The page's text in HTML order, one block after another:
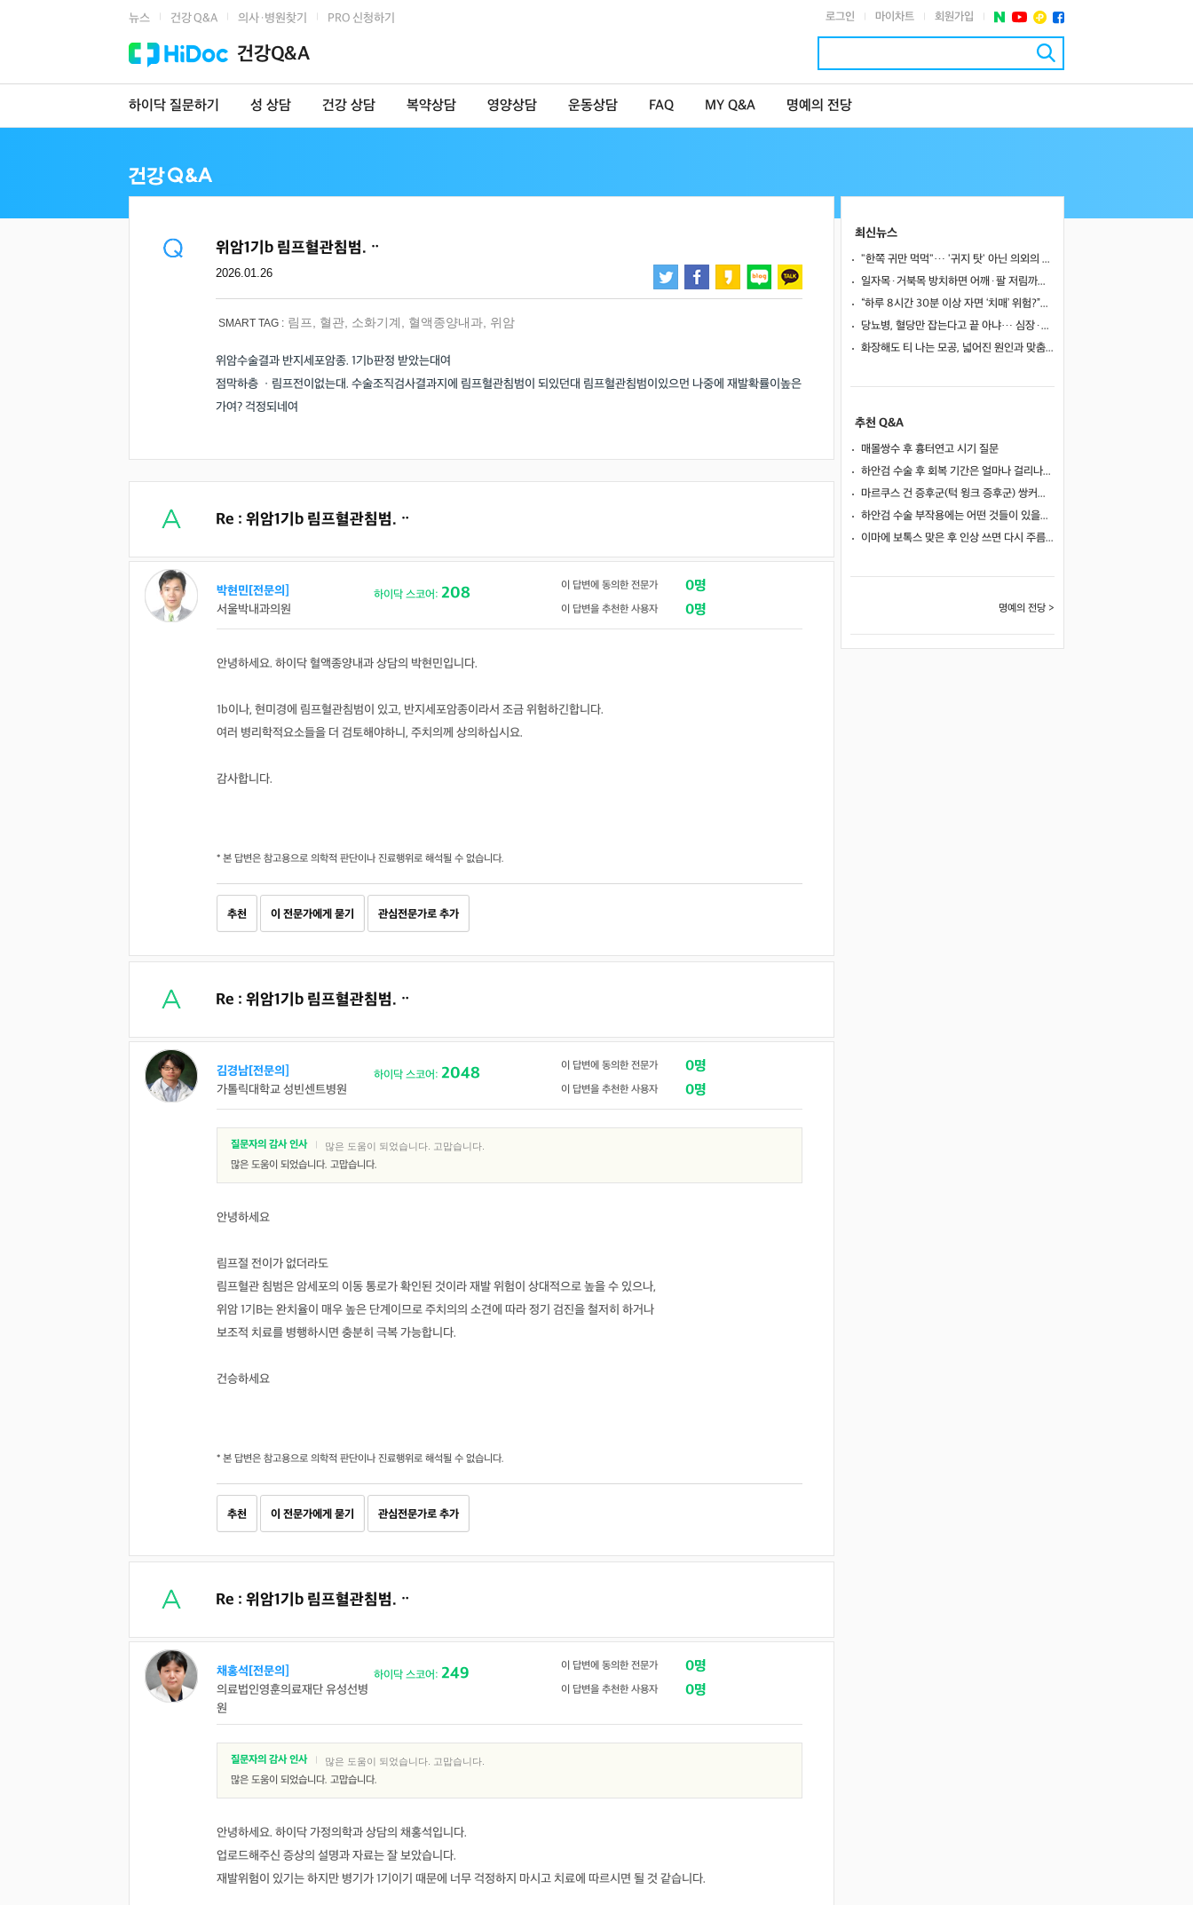
뉴스 건강 Q&A 의사·병원찾기 PRO 신청하기 로그인 마이차트 회원가입
건강Q&A
하이닥 질문하기 성 상담 건강 상담 복약상담 영양상담 운동상담 FAQ MY Q&A 명예의 전당
위암1기b 림프혈관침범.ᆢ
2026.01.26
SMART TAG : 림프 혈관 소화기계 혈액종양내과 위암
위암수술결과 반지세포암종. 1기b판정 받았는대여
점막하층 ㆍ림프전이없는대. 수술조직검사결과지에 림프혈관침범이 되있던대 림프혈관침범이있으먼 나중에 재발확률이높은
가여? 걱정되네여
Re : 위암1기b 림프혈관침범.ᆢ
박현민[전문의]
서울박내과의원
하이닥 스코어: 208 이 답변에 동의한 전문가 0명
이 답변을 추천한 사용자 0명
안녕하세요. 하이닥 혈액종양내과 상담의 박현민입니다.
1b이나, 현미경에 림프혈관침범이 있고, 반지세포암종이라서 조금 위험하긴합니다.
여러 병리학적요소들을 더 검토해야하니, 주치의께 상의하십시요.
감사합니다.
* 본 답변은 참고용으로 의학적 판단이나 진료행위로 해석될 수 없습니다.
추천 이 전문가에게 묻기 관심전문가로 추가
Re : 위암1기b 림프혈관침범.ᆢ
김경남[전문의]
가톨릭대학교 성빈센트병원
하이닥 스코어: 2048 이 답변에 동의한 전문가 0명
이 답변을 추천한 사용자 0명
질문자의 감사 인사 많은 도움이 되었습니다. 고맙습니다.
많은 도움이 되었습니다. 고맙습니다.
안녕하세요
림프절 전이가 없더라도
림프혈관 침범은 암세포의 이동 통로가 확인된 것이라 재발 위험이 상대적으로 높을 수 있으나,
위암 1기B는 완치율이 매우 높은 단계이므로 주치의의 소견에 따라 정기 검진을 철저히 하거나
보조적 치료를 병행하시면 충분히 극복 가능합니다.
건승하세요
* 본 답변은 참고용으로 의학적 판단이나 진료행위로 해석될 수 없습니다.
추천 이 전문가에게 묻기 관심전문가로 추가
Re : 위암1기b 림프혈관침범.ᆢ
채홍석[전문의]
의료법인영훈의료재단 유성선병
원
하이닥 스코어: 249 이 답변에 동의한 전문가 0명
이 답변을 추천한 사용자 0명
질문자의 감사 인사 많은 도움이 되었습니다. 고맙습니다.
많은 도움이 되었습니다. 고맙습니다.
안녕하세요. 하이닥 가정의학과 상담의 채홍석입니다.
업로드해주신 증상의 설명과 자료는 잘 보았습니다.
재발위험이 있기는 하지만 병기가 1기이기 때문에 너무 걱정하지 마시고 치료에 따르시면 될 것 같습니다.
최신뉴스
"한쪽 귀만 먹먹"… '귀지 탓' 아닌 의외의 원인 4가지
일자목·거북목 방치하면 어깨·팔 저림까지…초기 관리가 중요한 이유
“하루 8시간 30분 이상 자면 ‘치매’ 위험?”… 혈액 속 알츠하이머 단백질 늘었다
당뇨병, 혈당만 잡는다고 끝 아냐… 심장·신장·발 건강 관리까지 챙겨야
화장해도 티 나는 모공, 넓어진 원인과 맞춤 치료법
추천 Q&A
매몰쌍수 후 흉터연고 시기 질문
하안검 수술 후 회복 기간은 얼마나 걸리나요?
마르쿠스 건 증후군(턱 윙크 증후군) 쌍커풀 수술 가능 여부
하안검 수술 부작용에는 어떤 것들이 있을까요?
이마에 보톡스 맞은 후 인상 쓰면 다시 주름이 생길까요?
명예의 전당 >